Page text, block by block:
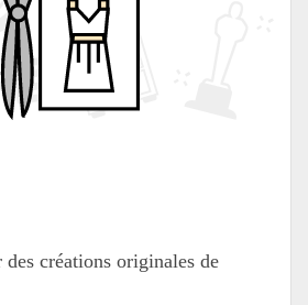
créations originales de